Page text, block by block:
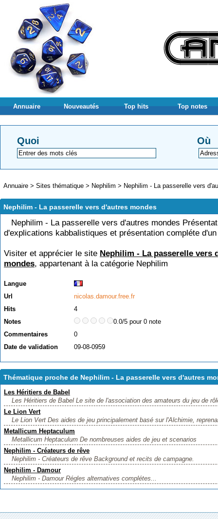
Annuaire Nouveautés Top hits Top notes
Quoi Où
Annuaire > Sites thématique > Nephilim > Nephilim - La passerelle vers
Nephilim - La passerelle vers d'autres mondes
Nephilim - La passerelle vers d'autres mondes
d'explications kabbalistiques et présentation compléte
Visiter et apprécier le site Nephilim - La passerelle vers
mondes, appartenant à la catégorie Nephilim
Langue
Url
nicolas.damour.free.fr
Hits
4
Notes
0.0/5 pour 0 note
Commentaires
0
Date de validation
09-08-0959
Thématique proche de Nephilim - La passerelle vers d'autres
Les Héritiers de Babel
Les Héritiers de Babel Le site de l'association des amateurs du jeu de
Le Lion Vert
Le Lion Vert Des aides de jeu principalement basé sur l'Alchimie,
Metallicum Heptaculum
Metallicum Heptaculum De nombreuses aides de jeu et scenarios
Nephilim - Créateurs de rêve
Nephilim - Créateurs de rêve Background et recits de campagne.
Nephilim - Damour
Nephilim - Damour Régles alternatives complétes...